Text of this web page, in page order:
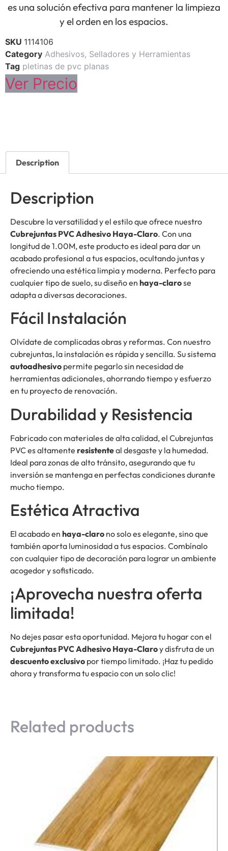
es una solución efectiva para mantener la limpieza
y el orden en los espacios.
SKU 1114106
Category Adhesivos, Selladores y Herramientas
Tag pletinas de pvc planas
Ver Precio
Description
Description
Descubre la versatilidad y el estilo que ofrece nuestro
Cubrejuntas PVC Adhesivo Haya-Claro. Con una
longitud de 1.00M, este producto es ideal para dar un
acabado profesional a tus espacios, ocultando juntas y
ofreciendo una estética limpia y moderna. Perfecto para
cualquier tipo de suelo, su diseño en haya-clarose
adapta a diversas decoraciones.
Fácil Instalación
Olvídate de complicadas obras y reformas. Con nuestro
cubrejuntas, la instalación es rápida y sencilla. Su sistema
autoadhesivo permite pegarlo sin necesidad de
herramientas adicionales, ahorrando tiempo y esfuerzo
en tu proyecto de renovación.
Durabilidad y Resistencia
Fabricado con materiales de alta calidad, el Cubrejuntas
PVC es altamente resistenteal desgaste y la humedad.
Ideal para zonas de alto tránsito, asegurando que tu
inversión se mantenga en perfectas condiciones durante
mucho tiempo.
Estética Atractiva
El acabado en haya-claro no solo es elegante, sino que
también aporta luminosidad a tus espacios. Combínalo
con cualquier tipo de decoración para lograr un ambiente
acogedor y sofisticado.
¡Aprovecha nuestra oferta
limitada!
No dejes pasar esta oportunidad. Mejora tu hogar con el
Cubrejuntas PVC Adhesivo Haya-Claroy disfruta de un
descuento exclusivo por tiempo limitado. ¡Haz tu pedido
ahora y transforma tu espacio con un solo clic!
Related products